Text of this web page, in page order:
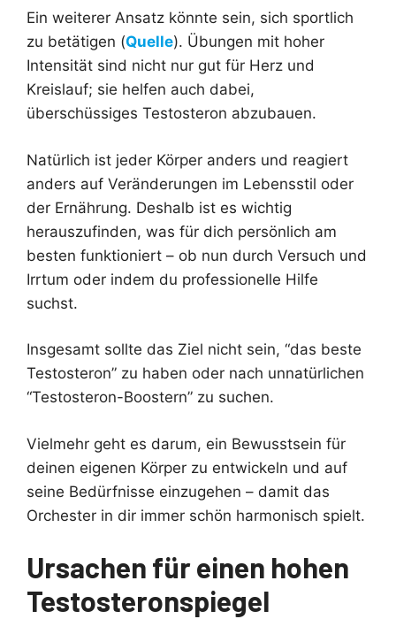
Ein weiterer Ansatz könnte sein, sich sportlich
zu betätigen (Quelle). Übungen mit hoher
Intensität sind nicht nur gut für Herz und
Kreislauf; sie helfen auch dabei,
überschüssiges Testosteron abzubauen.
Natürlich ist jeder Körper anders und reagiert
anders auf Veränderungen im Lebensstil oder
der Ernährung. Deshalb ist es wichtig
herauszufinden, was für dich persönlich am
besten funktioniert – ob nun durch Versuch und
Irrtum oder indem du professionelle Hilfe
suchst.
Insgesamt sollte das Ziel nicht sein, “das beste
Testosteron” zu haben oder nach unnatürlichen
“Testosteron-Boostern” zu suchen.
Vielmehr geht es darum, ein Bewusstsein für
deinen eigenen Körper zu entwickeln und auf
seine Bedürfnisse einzugehen – damit das
Orchester in dir immer schön harmonisch spielt.
Ursachen für einen hohen
Testosteronspiegel